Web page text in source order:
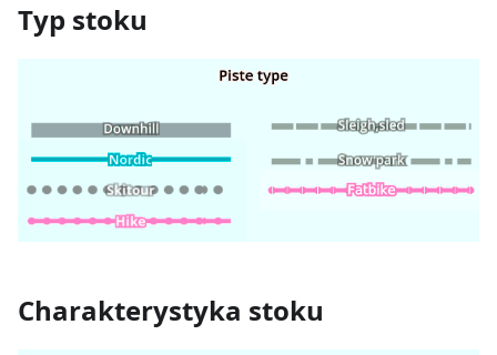
Typ stoku
Charakterystyka stoku